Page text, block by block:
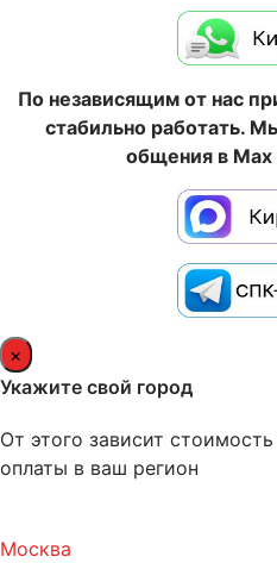
По независящим от нас
стабильно работать.
общения в
×
Укажите свой город
От этого зависит
оплаты в ваш регион
Москва